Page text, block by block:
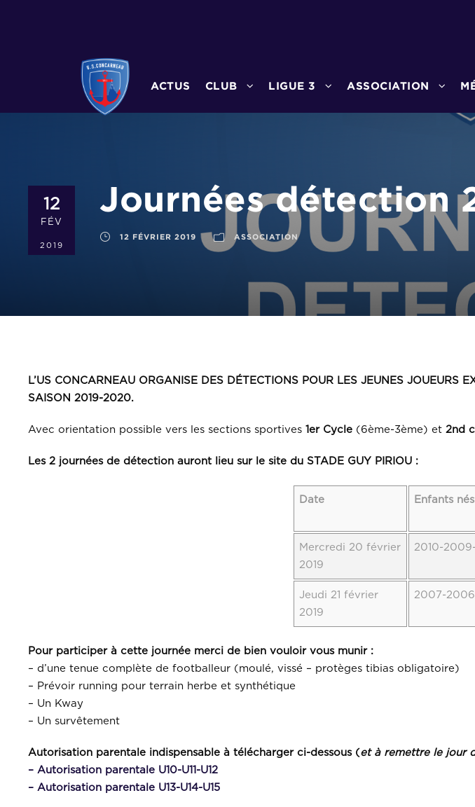
ACTUS CLUB LIGUE 3 ASSOCIATION
12
FÉV
2019
Journées détection
12 FÉVRIER 2019 ASSOCIATION
L’US CONCARNEAU ORGANISE DES DÉTECTIONS POUR LES JEUNES JOUEURS
SAISON 2019-2020.
Avec orientation possible vers les sections sportives 1er Cycle (6ème-3ème) et 2nd
Les 2 journées de détection auront lieu sur le site du STADE GUY PIRIOU :
Date Enfants nés
Mercredi 20 février
2019
2010-
Jeudi 21 février
2019
2007-
Pour participer à cette journée merci de bien vouloir vous munir :
– d’une tenue complète de footballeur (moulé, vissé – protèges tibias obligatoire)
– Prévoir running pour terrain herbe et synthétique
– Un Kway
– Un survêtement
Autorisation parentale indispensable à télécharger ci-dessous (et à remettre le jour
– Autorisation parentale U10-U11-U12
– Autorisation parentale U13-U14-U15